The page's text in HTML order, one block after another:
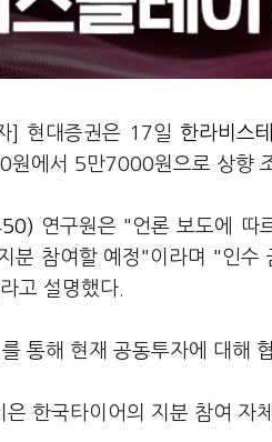
] 현대증권은 17일 한라비스
원에서 5만7000원으로 상향
연구원은 "언론 보도에 따
분 참여할 예정"이라며 "인
고 설명했다.
통해 현재 공동투자에 대해
한국타이어의 지분 참여 자